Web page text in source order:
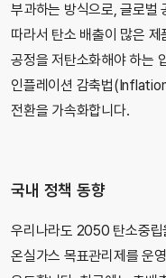
부과하는 방식으로, 글로벌
따라서 탄소 배출이 많은
공정을 저탄소화해야 하는
인플레이션 감축법
전환을 가속화합니다.
국내 정책 동향
우리나라도 2050 탄소중
온실가스 목표관리제를 운